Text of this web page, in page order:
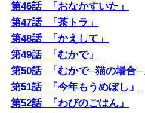
第46話 「おなかすいた」
第47話 「茶トラ」
第48話 「かえして」
第49話 「むかで」
第50話 「むかで─猫の場合─
第51話 「今年もうめぼし」
第52話 「わびのごはん」